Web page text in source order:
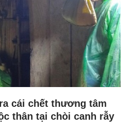
cái chết thương tâm
thân tại chòi canh rẫy